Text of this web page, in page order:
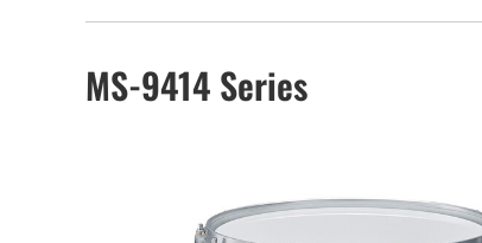
MS-9414 Series